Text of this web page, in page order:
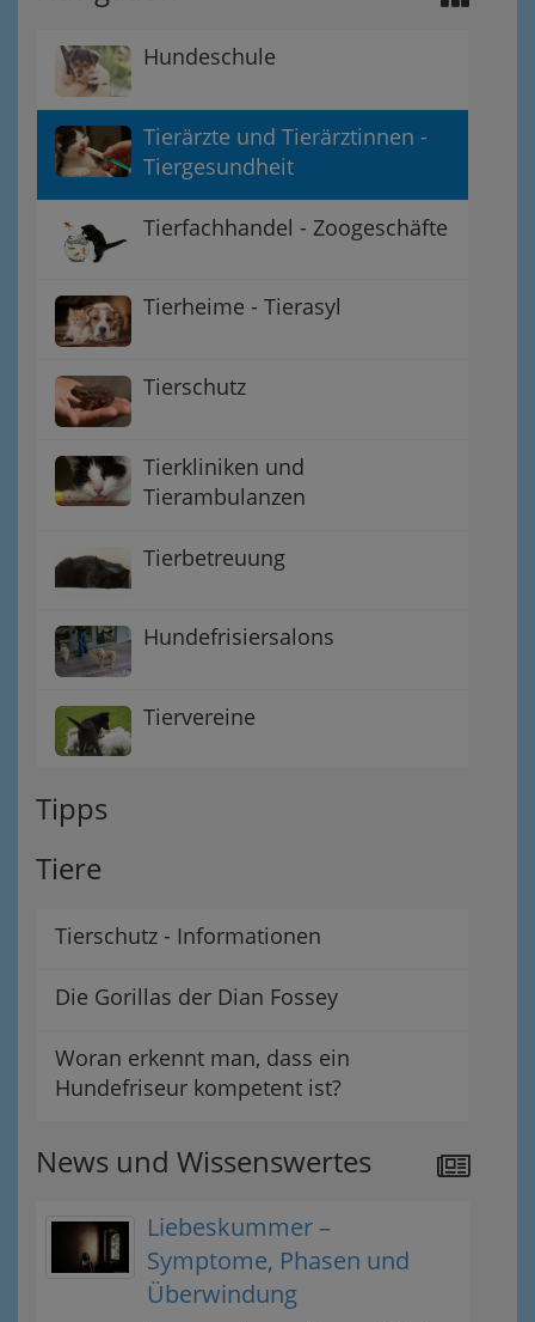
Hundeschule
Tierärzte und Tierärztinnen -
Tiergesundheit
Tierfachhandel - Zoogeschäfte
Tierheime - Tierasyl
Tierschutz
Tierkliniken und
Tierambulanzen
Tierbetreuung
Hundefrisiersalons
Tiervereine
Tipps
Tiere
Tierschutz - Informationen
Die Gorillas der Dian Fossey
Woran erkennt man, dass ein
Hundefriseur kompetent ist?
News und Wissenswertes
Liebeskummer –
Symptome, Phasen und
Überwindung